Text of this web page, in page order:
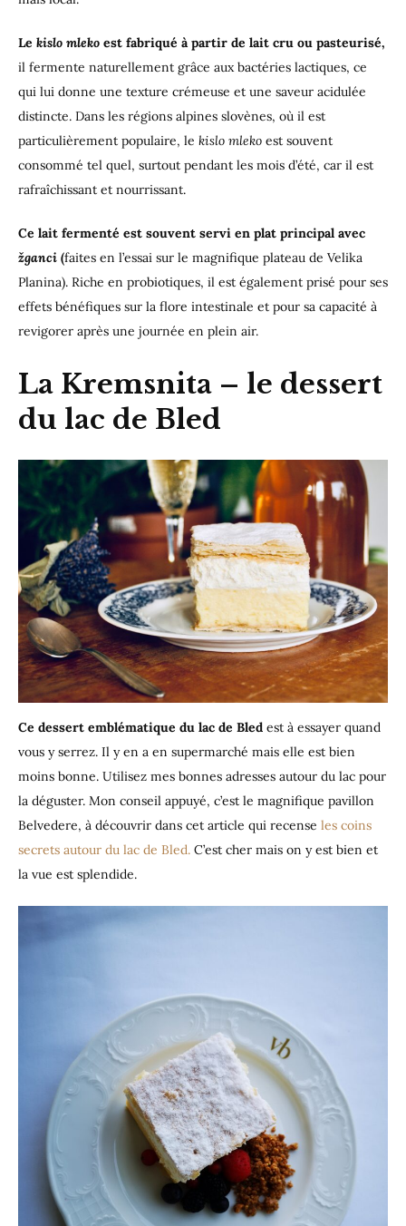
Le kislo mleko est fabriqué à partir de lait cru ou pasteurisé,
il fermente naturellement grâce aux bactéries lactiques, ce
qui lui donne une texture crémeuse et une saveur acidulée
distincte. Dans les régions alpines slovènes, où il est
particulièrement populaire, le kislo mleko est souvent
consommé tel quel, surtout pendant les mois d’été, car il est
rafraîchissant et nourrissant.
Ce lait fermenté est souvent servi en plat principal avec
žganci (faites en l’essai sur le magnifique plateau de Velika
Planina). Riche en probiotiques, il est également prisé pour ses
effets bénéfiques sur la flore intestinale et pour sa capacité à
revigorer après une journée en plein air.
La Kremsnita – le dessert
du lac de Bled
Ce dessert emblématique du lac de Bled est à essayer quand
vous y serrez. Il y en a en supermarché mais elle est bien
moins bonne. Utilisez mes bonnes adresses autour du lac pour
la déguster. Mon conseil appuyé, c’est le magnifique pavillon
Belvedere, à découvrir dans cet article qui recense les coins
secrets autour du lac de Bled. C’est cher mais on y est bien et
la vue est splendide.